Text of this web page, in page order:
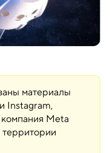
материалы
Instagram,
Meta